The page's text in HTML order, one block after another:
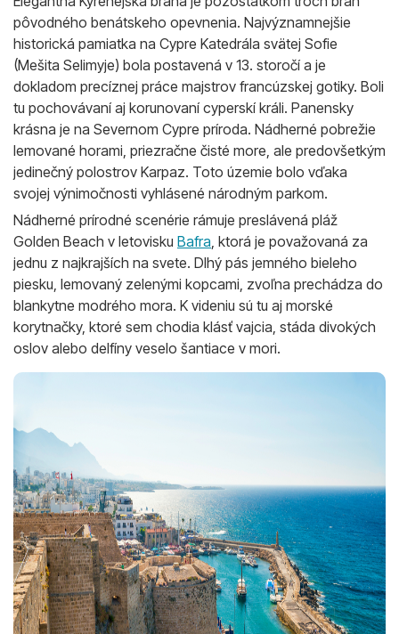
pôvodného benátskeho opevnenia. Najvýznamnejšie
historická pamiatka na Cypre Katedrála svätej Sofie
(Mešita Selimyje) bola postavená v 13. storočí a je
dokladom precíznej práce majstrov francúzskej gotiky. Boli
tu pochovávaní aj korunovaní cyperskí králi. Panensky
krásna je na Severnom Cypre príroda. Nádherné pobrežie
lemované horami, priezračne čisté more, ale predovšetkým
jedinečný polostrov Karpaz. Toto územie bolo vďaka
svojej výnimočnosti vyhlásené národným parkom.
Nádherné prírodné scenérie rámuje preslávená pláž
Golden Beach v letovisku Bafra, ktorá je považovaná za
jednu z najkrajších na svete. Dlhý pás jemného bieleho
piesku, lemovaný zelenými kopcami, zvoľna prechádza do
blankytne modrého mora. K videniu sú tu aj morské
korytnačky, ktoré sem chodia klásť vajcia, stáda divokých
oslov alebo delfíny veselo šantiace v mori.